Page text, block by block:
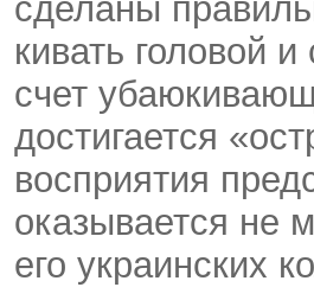
сделаны
кивать головой
счет
достигается
восприятия
оказывается не
его украинских